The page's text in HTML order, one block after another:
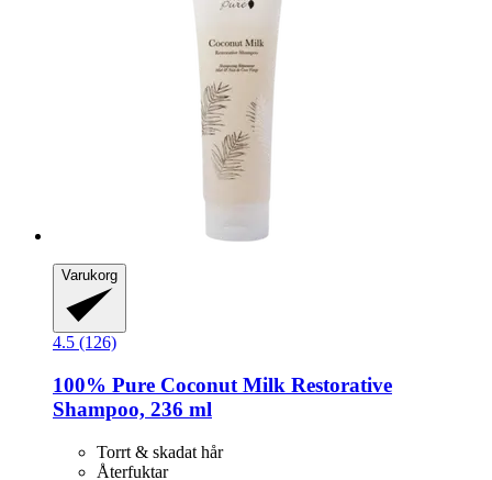
Varukorg
4.5 (126)
100% Pure Coconut Milk Restorative
Shampoo, 236 ml
Torrt & skadat hår
Återfuktar